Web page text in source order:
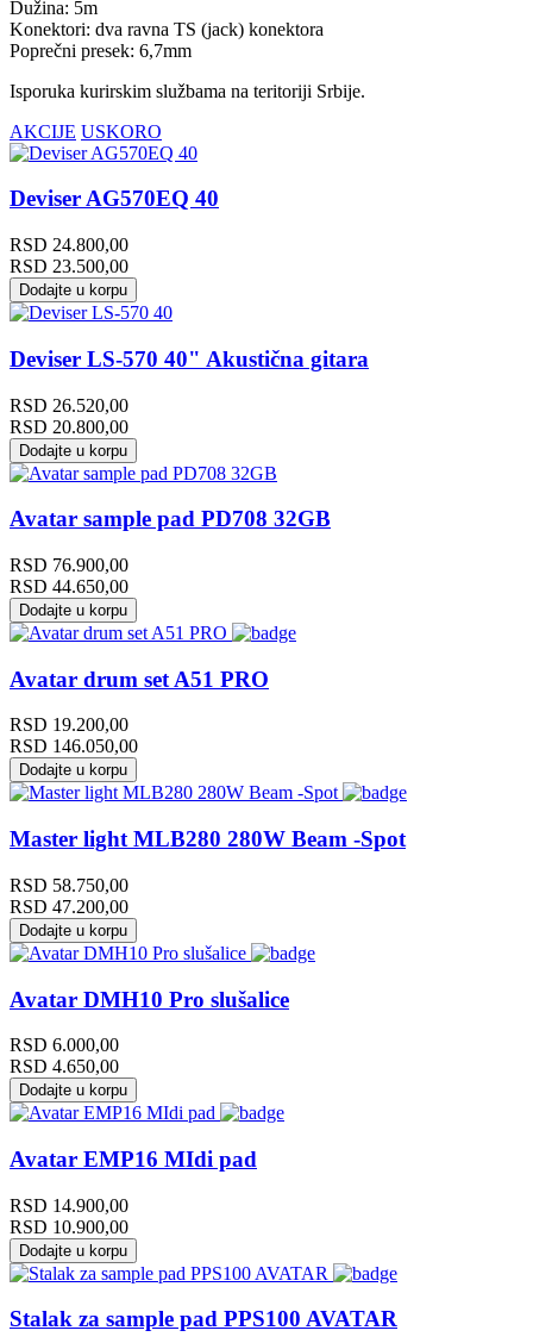
Dužina: 5m
Konektori: dva ravna TS (jack) konektora
Poprečni presek: 6,7mm
Isporuka kurirskim službama na teritoriji Srbije.
AKCIJE USKORO
Deviser AG570EQ 40
RSD 24.800,00
RSD 23.500,00
Dodajte u korpu
Deviser LS-570 40" Akustična gitara
RSD 26.520,00
RSD 20.800,00
Dodajte u korpu
Avatar sample pad PD708 32GB
RSD 76.900,00
RSD 44.650,00
Dodajte u korpu
Avatar drum set A51 PRO
RSD 19.200,00
RSD 146.050,00
Dodajte u korpu
Master light MLB280 280W Beam -Spot
RSD 58.750,00
RSD 47.200,00
Dodajte u korpu
Avatar DMH10 Pro slušalice
RSD 6.000,00
RSD 4.650,00
Dodajte u korpu
Avatar EMP16 MIdi pad
RSD 14.900,00
RSD 10.900,00
Dodajte u korpu
Stalak za sample pad PPS100 AVATAR